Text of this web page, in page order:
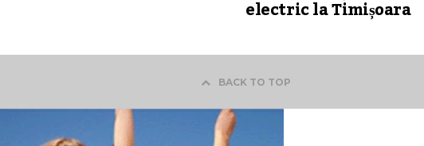
electric la Timișoara
BACK TO TOP